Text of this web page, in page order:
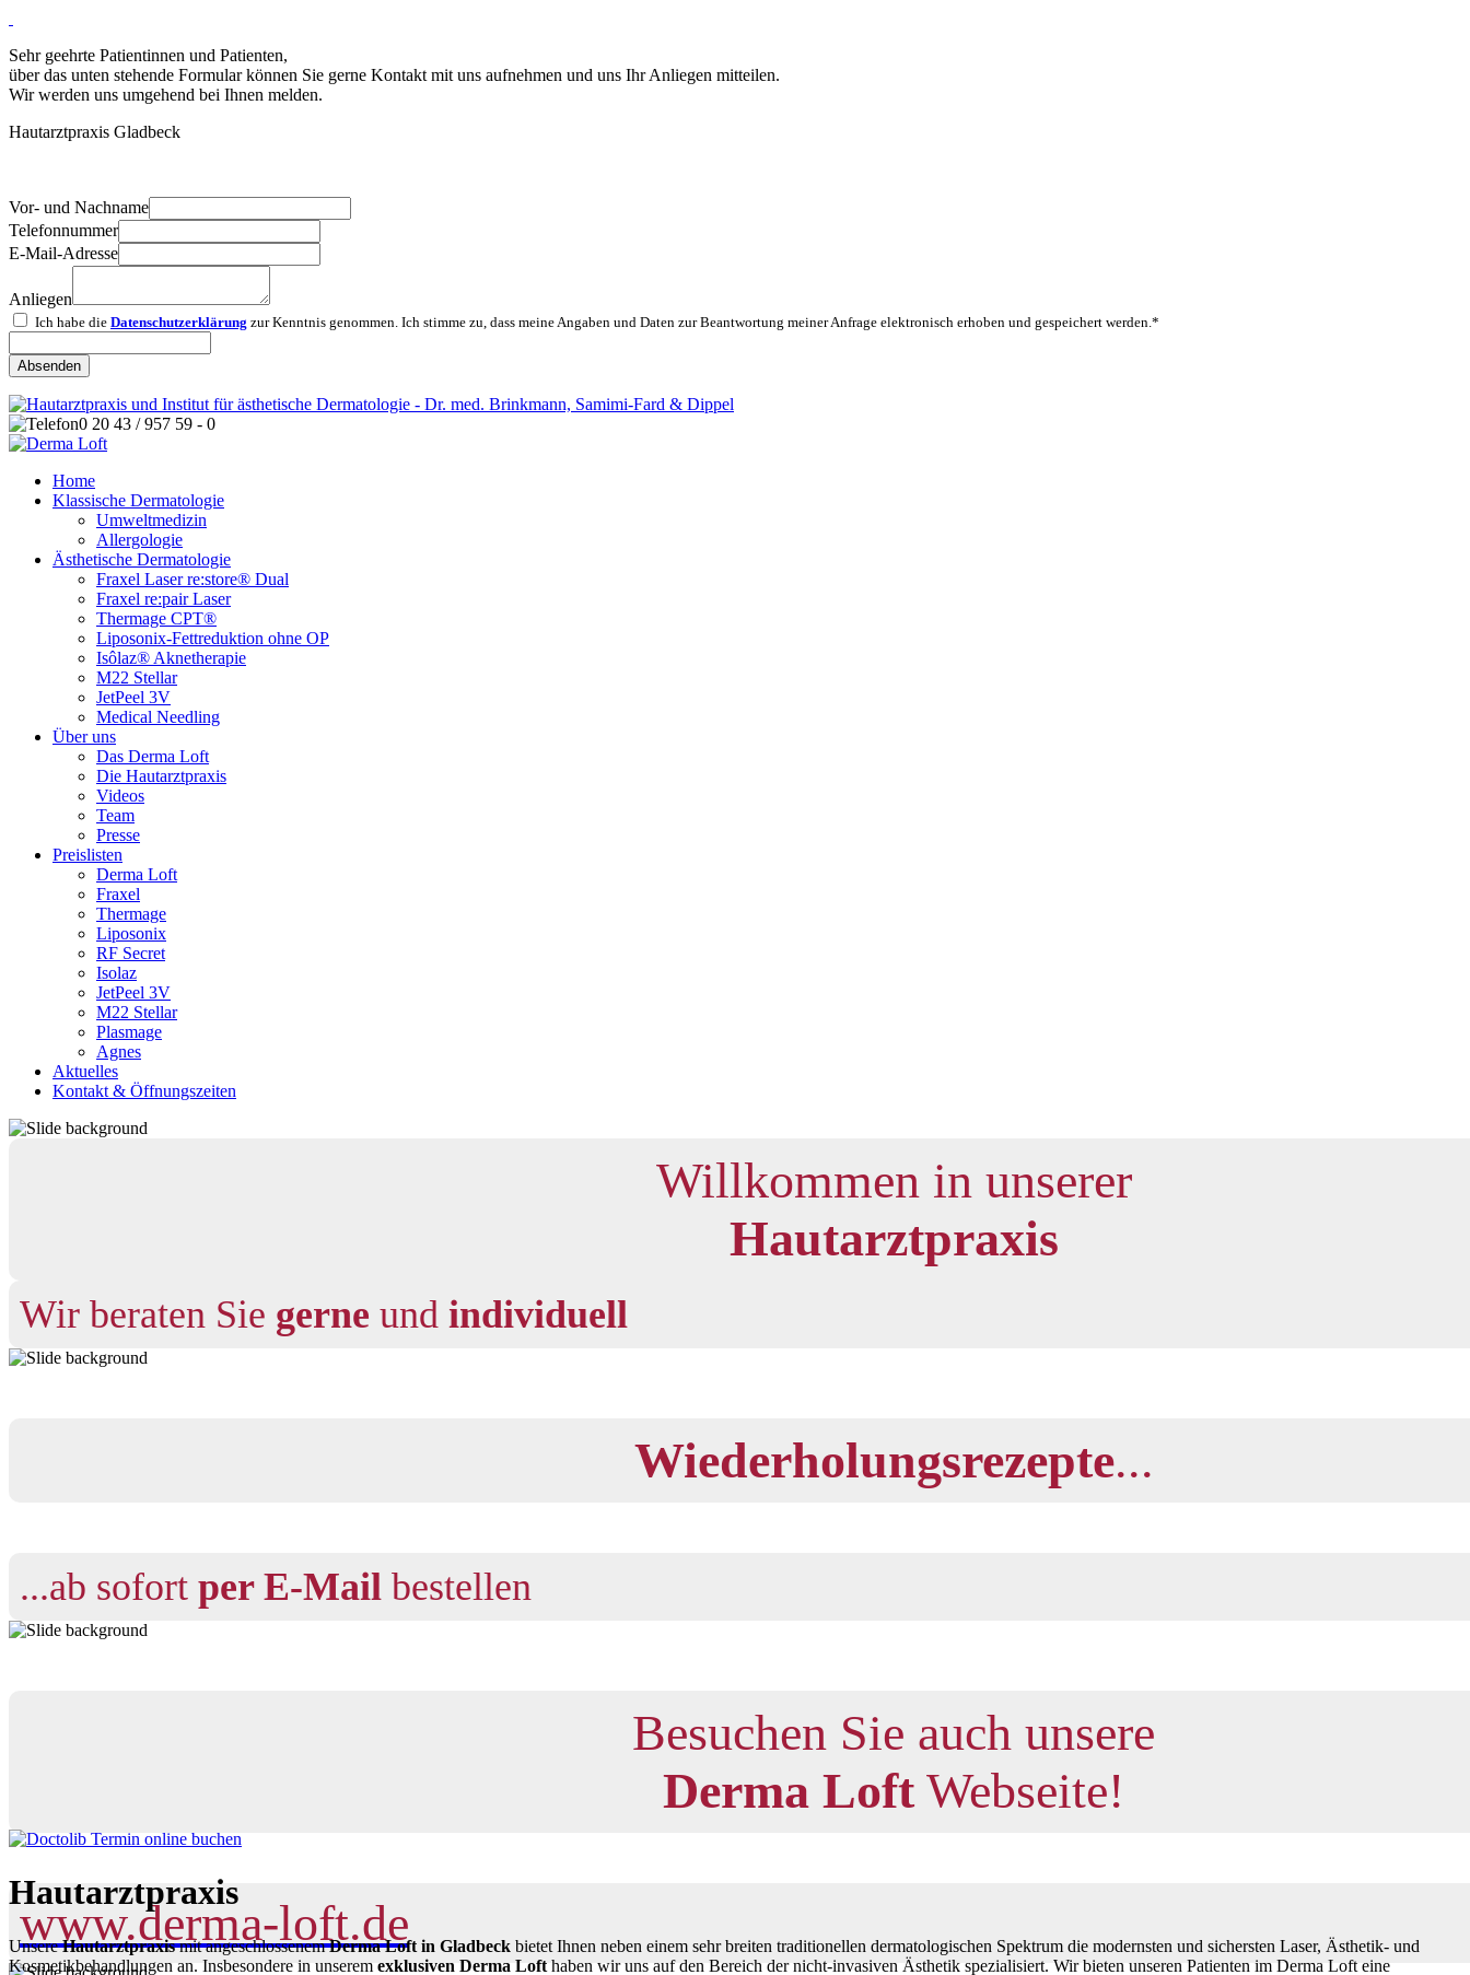
Sehr geehrte Patientinnen und Patienten,
über das unten stehende Formular können Sie gerne Kontakt mit uns aufnehmen und uns Ihr Anliegen mitteilen.
Wir werden uns umgehend bei Ihnen melden.
Hautarztpraxis Gladbeck
Vor- und Nachname
Telefonnummer
E-Mail-Adresse
Anliegen
Ich habe die Datenschutzerklärung zur Kenntnis genommen. Ich stimme zu, dass meine Angaben und Daten zur Beantwortung meiner Anfrage elektronisch erhoben und gespeichert werden.*
Absenden
0 20 43 / 957 59 - 0
Home
Klassische Dermatologie
Umweltmedizin
Allergologie
Ästhetische Dermatologie
Fraxel Laser re:store® Dual
Fraxel re:pair Laser
Thermage CPT®
Liposonix-Fettreduktion ohne OP
Isôlaz® Aknetherapie
M22 Stellar
JetPeel 3V
Medical Needling
Über uns
Das Derma Loft
Die Hautarztpraxis
Videos
Team
Presse
Preislisten
Derma Loft
Fraxel
Thermage
Liposonix
RF Secret
Isolaz
JetPeel 3V
M22 Stellar
Plasmage
Agnes
Aktuelles
Kontakt & Öffnungszeiten
Willkommen in unserer
Hautarztpraxis
Wir beraten Sie gerne und individuell
Wiederholungsrezepte...
...ab sofort per E-Mail bestellen
Besuchen Sie auch unsere
Derma LoftWebseite!
www.derma-loft.de
Termin online buchen
Hautarztpraxis
UnsereHautarztpraxismit angeschlossenemDerma Loft in Gladbeck bietet Ihnen neben einem sehr breiten traditionellen dermatologischen Spektrum die modernsten und sichersten Laser, Ästhetik- und
Kosmetikbehandlungen an. Insbesondere in unserem exklusiven Derma Loft haben wir uns auf den Bereich der nicht-invasiven Ästhetik spezialisiert. Wir bieten unseren Patienten im Derma Loft eine